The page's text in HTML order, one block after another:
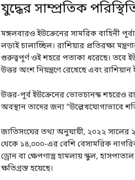
যুদ্ধের সাম্প্রতিক
মঙ্গলবারও ইউক্রেনের সামরিক বাহিনী
লড়াই চালাচ্ছিল। রাশিয়ার প্রতিরক্ষা
গুরুত্বপূর্ণ ওই শহরে পতাকা ধরেছে। তবে
উত্তর অংশ নিয়ন্ত্রণে রেখেছে এবং
উত্তর-পূর্ব ইউক্রেনের ভোভচানস্ক শহরেও
অবস্থান তাদের জন্য “উল্লেখযোগ্যভাবে
জাতিসংঘের তথ্য অনুযায়ী, ২০২২ সালের
থেকে ১৪,০০০-এর বেশি বেসামরিক
ড্রোন বা ক্ষেপণাস্ত্র হামলায় স্কুল,
ক্ষতিগ্রস্ত হয়েছে।